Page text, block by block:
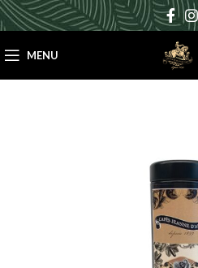
MENU